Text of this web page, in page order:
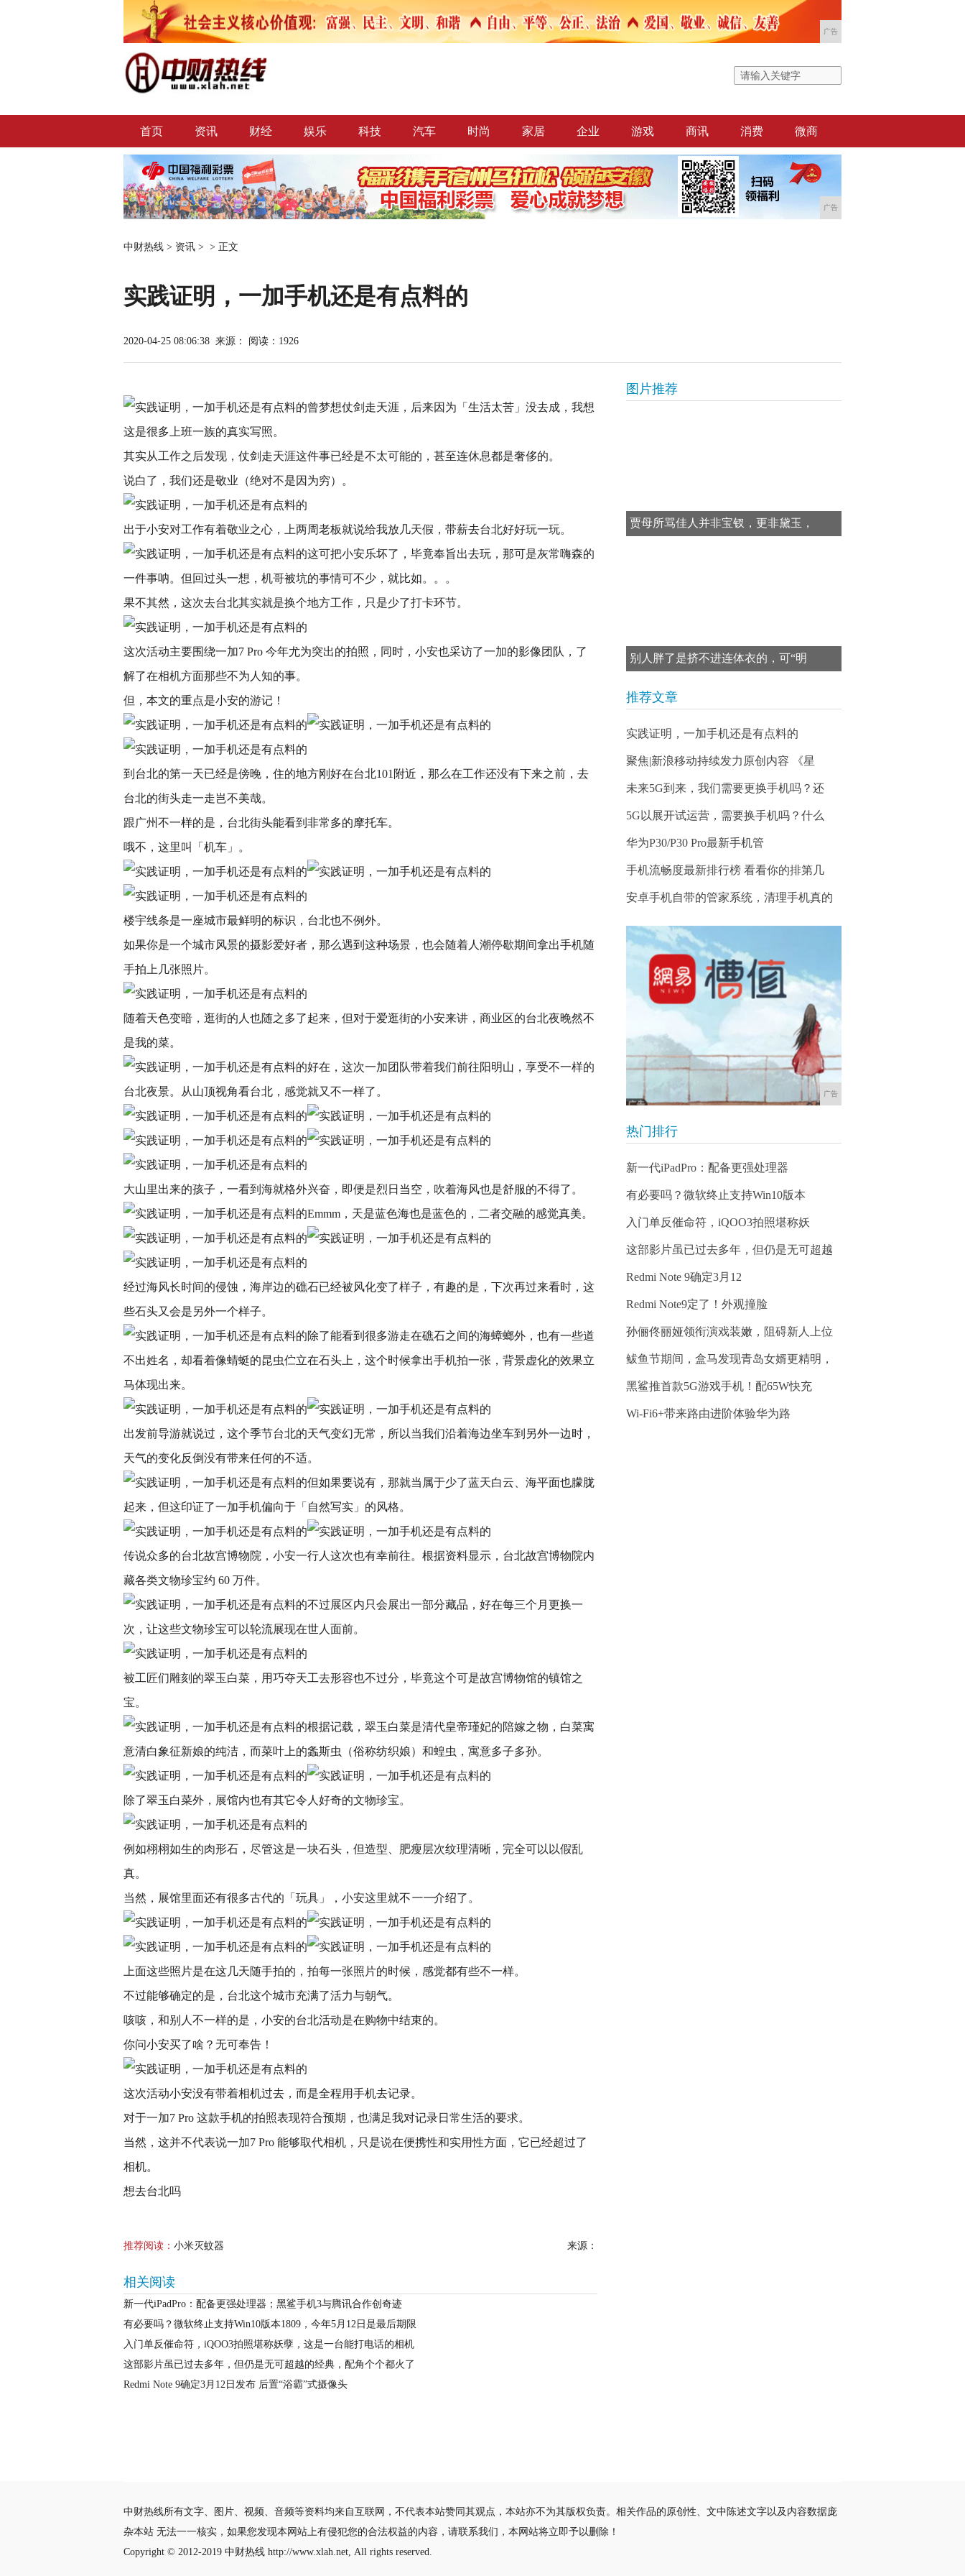
广告
首页 资讯 财经 娱乐 科技 汽车 时尚 家居 企业 游戏 商讯 消费 微商
广告
中财热线 > 资讯 > > 正文
实践证明，一加手机还是有点料的
2020-04-25 08:06:38 来源： 阅读：1926
曾梦想仗剑走天涯，后来因为「生活太苦」没去成，我想
这是很多上班一族的真实写照。
其实从工作之后发现，仗剑走天涯这件事已经是不太可能的，甚至连休息都是奢侈的。
说白了，我们还是敬业（绝对不是因为穷）。
出于小安对工作有着敬业之心，上两周老板就说给我放几天假，带薪去台北好好玩一玩。
这可把小安乐坏了，毕竟奉旨出去玩，那可是灰常嗨森的
一件事呐。但回过头一想，机哥被坑的事情可不少，就比如。。。
果不其然，这次去台北其实就是换个地方工作，只是少了打卡环节。
这次活动主要围绕一加7 Pro 今年尤为突出的拍照，同时，小安也采访了一加的影像团队，了
解了在相机方面那些不为人知的事。
但，本文的重点是小安的游记！
到台北的第一天已经是傍晚，住的地方刚好在台北101附近，那么在工作还没有下来之前，去
台北的街头走一走岂不美哉。
跟广州不一样的是，台北街头能看到非常多的摩托车。
哦不，这里叫「机车」。
楼宇线条是一座城市最鲜明的标识，台北也不例外。
如果你是一个城市风景的摄影爱好者，那么遇到这种场景，也会随着人潮停歇期间拿出手机随
手拍上几张照片。
随着天色变暗，逛街的人也随之多了起来，但对于爱逛街的小安来讲，商业区的台北夜晚然不
是我的菜。
好在，这次一加团队带着我们前往阳明山，享受不一样的
台北夜景。从山顶视角看台北，感觉就又不一样了。
大山里出来的孩子，一看到海就格外兴奋，即便是烈日当空，吹着海风也是舒服的不得了。
Emmm，天是蓝色海也是蓝色的，二者交融的感觉真美。
经过海风长时间的侵蚀，海岸边的礁石已经被风化变了样子，有趣的是，下次再过来看时，这
些石头又会是另外一个样子。
除了能看到很多游走在礁石之间的海蟑螂外，也有一些道
不出姓名，却看着像蜻蜓的昆虫伫立在石头上，这个时候拿出手机拍一张，背景虚化的效果立
马体现出来。
出发前导游就说过，这个季节台北的天气变幻无常，所以当我们沿着海边坐车到另外一边时，
天气的变化反倒没有带来任何的不适。
但如果要说有，那就当属于少了蓝天白云、海平面也朦胧
起来，但这印证了一加手机偏向于「自然写实」的风格。
传说众多的台北故宫博物院，小安一行人这次也有幸前往。根据资料显示，台北故宫博物院内
藏各类文物珍宝约 60 万件。
不过展区内只会展出一部分藏品，好在每三个月更换一
次，让这些文物珍宝可以轮流展现在世人面前。
被工匠们雕刻的翠玉白菜，用巧夺天工去形容也不过分，毕竟这个可是故宫博物馆的镇馆之
宝。
根据记载，翠玉白菜是清代皇帝瑾妃的陪嫁之物，白菜寓
意清白象征新娘的纯洁，而菜叶上的螽斯虫（俗称纺织娘）和蝗虫，寓意多子多孙。
除了翠玉白菜外，展馆内也有其它令人好奇的文物珍宝。
例如栩栩如生的肉形石，尽管这是一块石头，但造型、肥瘦层次纹理清晰，完全可以以假乱
真。
当然，展馆里面还有很多古代的「玩具」，小安这里就不一一介绍了。
上面这些照片是在这几天随手拍的，拍每一张照片的时候，感觉都有些不一样。
不过能够确定的是，台北这个城市充满了活力与朝气。
咳咳，和别人不一样的是，小安的台北活动是在购物中结束的。
你问小安买了啥？无可奉告！
这次活动小安没有带着相机过去，而是全程用手机去记录。
对于一加7 Pro 这款手机的拍照表现符合预期，也满足我对记录日常生活的要求。
当然，这并不代表说一加7 Pro 能够取代相机，只是说在便携性和实用性方面，它已经超过了
相机。
想去台北吗
推荐阅读： 小米灭蚊器 来源：
相关阅读
新一代iPadPro：配备更强处理器；黑鲨手机3与腾讯合作创奇迹
有必要吗？微软终止支持Win10版本1809，今年5月12日是最后期限
入门单反催命符，iQOO3拍照堪称妖孽，这是一台能打电话的相机
这部影片虽已过去多年，但仍是无可超越的经典，配角个个都火了
Redmi Note 9确定3月12日发布 后置“浴霸”式摄像头
图片推荐
贾母所骂佳人并非宝钗，更非黛玉，
别人胖了是挤不进连体衣的，可“明
推荐文章
实践证明，一加手机还是有点料的
聚焦|新浪移动持续发力原创内容 《星
未来5G到来，我们需要更换手机吗？还
5G以展开试运营，需要换手机吗？什么
华为P30/P30 Pro最新手机管
手机流畅度最新排行榜 看看你的排第几
安卓手机自带的管家系统，清理手机真的
广告
热门排行
新一代iPadPro：配备更强处理器
有必要吗？微软终止支持Win10版本
入门单反催命符，iQOO3拍照堪称妖
这部影片虽已过去多年，但仍是无可超越
Redmi Note 9确定3月12
Redmi Note9定了！外观撞脸
孙俪佟丽娅领衔演戏装嫩，阻碍新人上位
鲅鱼节期间，盒马发现青岛女婿更精明，
黑鲨推首款5G游戏手机！配65W快充
Wi-Fi6+带来路由进阶体验华为路
中财热线所有文字、图片、视频、音频等资料均来自互联网，不代表本站赞同其观点，本站亦不为其版权负责。相关作品的原创性、文中陈述文字以及内容数据庞
杂本站 无法一一核实，如果您发现本网站上有侵犯您的合法权益的内容，请联系我们，本网站将立即予以删除！
Copyright © 2012-2019 中财热线 http://www.xlah.net, All rights reserved.